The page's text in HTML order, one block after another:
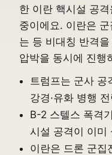
한 이란 핵시설 공
중이에요. 이란은
는 등 비대칭 반격
압박을 동시에 진행
트럼프는 군사 공
강경·유화 병행
B-2 스텔스 폭격
시설 공격이 이미
이란은 드론 군집